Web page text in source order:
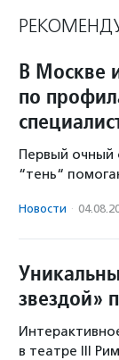
В Москве
по
Первый очный
“тень“
Новости ·
звездой»
в театре III